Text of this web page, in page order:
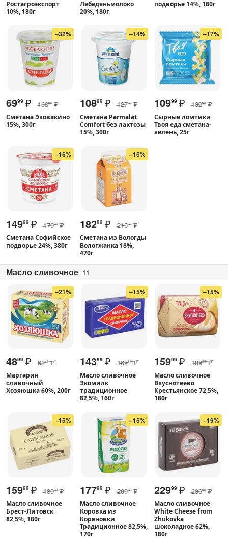
Ростагроэкспорт
10%, 180г
Лебедяньмолоко
20%, 180г
подворье 14%, 180г
–32%
6999 ₽ 10399 ₽
Сметана Эковакино
15%, 300г
–14%
10899 ₽ 12799 ₽
Сметана Parmalat
Comfort без лактозы
15%, 300г
–17%
10999 ₽ 13299 ₽
Сырные ломтики
Твоя еда сметана-
зелень, 25г
–16%
14999 ₽ 17999 ₽
Сметана Софийское
подворье 24%, 380г
–15%
18299 ₽ 21599 ₽
Сметана из Вологды
Вологжанка 18%,
470г
Масло сливочное 11
–21%
4899 ₽ 6249 ₽
Маргарин
сливочный
Хозяюшка 60%, 200г
–15%
14399 ₽ 16999 ₽
Масло сливочное
Экомилк
традиционное
82,5%, 160г
–15%
15999 ₽ 18999 ₽
Масло сливочное
Вкуснотеево
Крестьянское 72,5%,
180г
–15%
15999 ₽ 18999 ₽
Масло сливочное
Брест-Литовск
82,5%, 180г
–15%
17799 ₽ 20999 ₽
Масло сливочное
Коровка из
Кореновки
Традиционное 82,5%,
170г
–19%
22999 ₽ 28699 ₽
Масло сливочное
White Cheese from
Zhukovka
шоколадное 62%,
180г